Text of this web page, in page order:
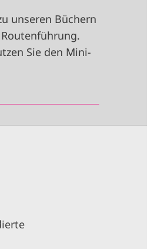
unseren Büchern
Sie den Mini-